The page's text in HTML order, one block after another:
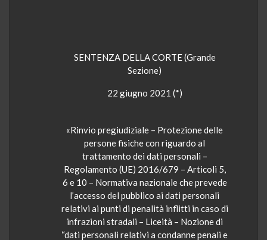
SENTENZA DELLA CORTE (Grande
Sezione)
22 giugno 2021 (*)
«Rinvio pregiudiziale – Protezione delle
persone fisiche con riguardo al
trattamento dei dati personali –
Regolamento (UE) 2016/679 – Articoli 5,
6 e 10 – Normativa nazionale che prevede
l’accesso del pubblico ai dati personali
relativi ai punti di penalità inflitti in caso di
infrazioni stradali – Liceità – Nozione di
“dati personali relativi a condanne penali e